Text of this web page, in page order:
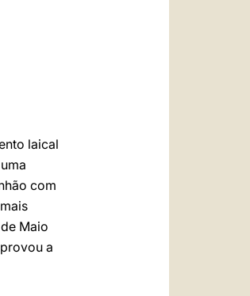
laical
com
Maio
a